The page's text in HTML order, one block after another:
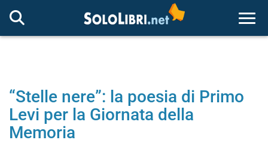
“Stelle nere”: la poesia di Primo
Levi per la Giornata della
Memoria